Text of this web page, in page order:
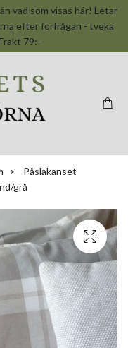
vad som visas här! Letar
efter förfrågan - tveka
79:-
Påslakanset
grå